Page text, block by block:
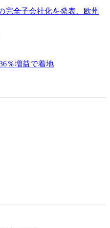
完全子会社化を発表、欧州
％増益で着地